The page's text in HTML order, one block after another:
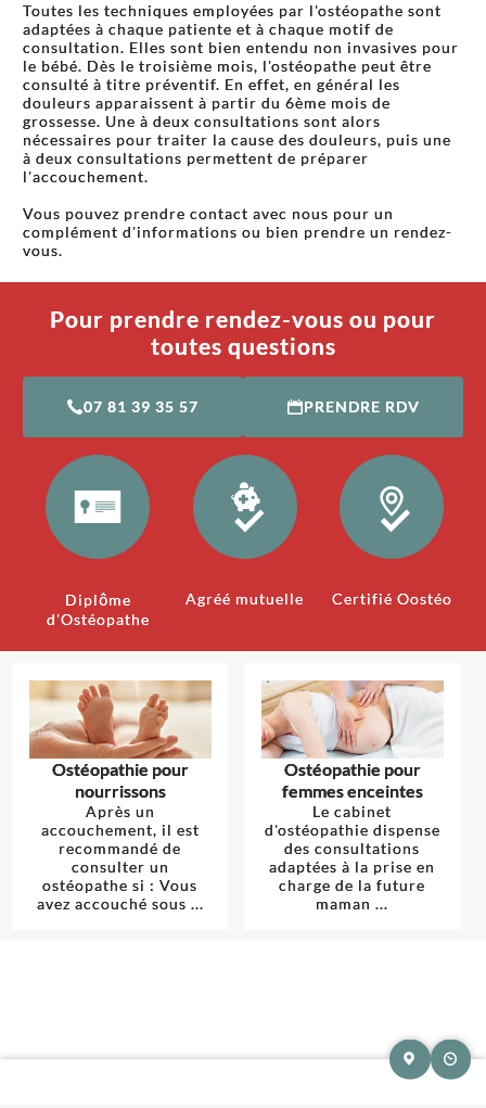
Toutes les techniques employées par l'ostéopathe sont
adaptées à chaque patiente et à chaque motif de
consultation. Elles sont bien entendu non invasives pour
le bébé. Dès le troisième mois, l'ostéopathe peut être
consulté à titre préventif. En effet, en général les
douleurs apparaissent à partir du 6ème mois de
grossesse. Une à deux consultations sont alors
nécessaires pour traiter la cause des douleurs, puis une
à deux consultations permettent de préparer
l'accouchement.
Vous pouvez prendre contact avec nous pour un
complément d'informations ou bien prendre un rendez-
vous.
Pour prendre rendez-vous ou pour
toutes questions
07 81 39 35 57 PRENDRE RDV
Diplôme
d'Ostéopathe
Agréé mutuelle Certifié Oostéo
Ostéopathie pour
nourrissons
Après un
accouchement, il est
recommandé de
consulter un
ostéopathe si : Vous
avez accouché sous ...
Ostéopathie pour
femmes enceintes
Le cabinet
d'ostéopathie dispense
des consultations
adaptées à la prise en
charge de la future
maman ...